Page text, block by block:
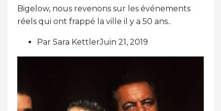
Bigelow, nous revenons sur les événements
réels qui ont frappé la ville il y a 50 ans..
Par Sara KettlerJuin 21, 2019